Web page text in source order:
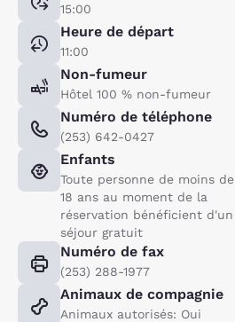
15:00
Heure de départ
11:00
Non-fumeur
Hôtel 100 % non-fumeur
Numéro de téléphone
(253) 642-0427
Enfants
Toute personne de moins de
18 ans au moment de la
réservation bénéficient d'un
séjour gratuit
Numéro de fax
(253) 288-1977
Animaux de compagnie
Animaux autorisés: Oui